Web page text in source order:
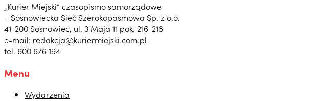
„Kurier Miejski” czasopismo samorządowe
– Sosnowiecka Sieć Szerokopasmowa Sp. z o.o.
41-200 Sosnowiec, ul. 3 Maja 11 pok. 216-218
e-mail: redakcja@kuriermiejski.com.pl
tel. 600 676 194
Menu
Wydarzenia